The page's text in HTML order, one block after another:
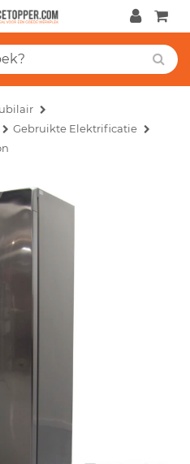
Gebruikte Elektrificatie